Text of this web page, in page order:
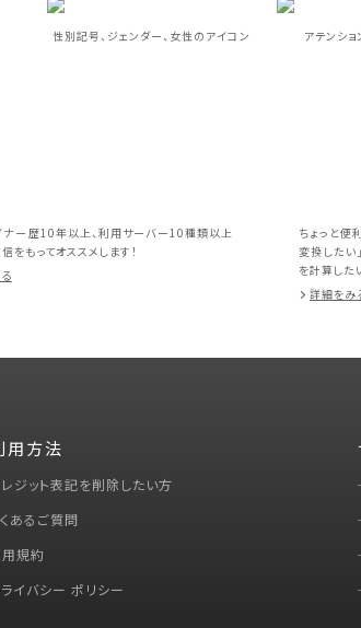
性別記号、ジェンダー、女性のアイコン アテンシ
ナー歴10年以上、利用サーバー10種類以上
をもってオススメします！
ちょっと便
変換したい
を計算した
詳細をみ
用方法
ジット表記を削除したい方
あるご質問
規約
イバシー ポリシー